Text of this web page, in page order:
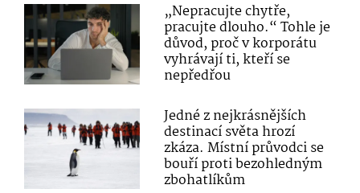
„Nepracujte chytře,
pracujte dlouho.“ Tohle je
důvod, proč v korporátu
vyhrávají ti, kteří se
nepředřou
Jedné z nejkrásnějších
destinací světa hrozí
zkáza. Místní průvodci se
bouří proti bezohledným
zbohatlíkům